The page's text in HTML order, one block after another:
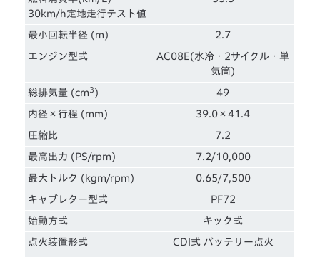
30km/h定地走行テスト値
最小回転半径 (m) 2.7
エンジン型式
AC08E(水冷・2サイクル・単
気筒)
総排気量 (cm 3 ) 49
内径×行程 (mm) 39.0×41.4
圧縮比 7.2
最高出力 (PS/rpm) 7.2/10,000
最大トルク (kgm/rpm) 0.65/7,500
キャブレター型式 PF72
始動方式 キック式
点火装置形式 CDI式 バッテリー点火